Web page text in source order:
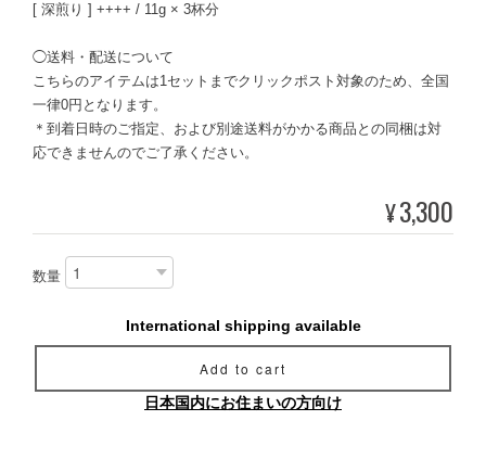
[ 深煎り ] ++++ / 11g × 3杯分
◯送料・配送について
こちらのアイテムは1セットまでクリックポスト対象のため、全国
一律0円となります。
＊到着日時のご指定、および別途送料がかかる商品との同梱は対
応できませんのでご了承ください。
¥3,300
数量
International shipping available
Add to cart
日本国内にお住まいの方向け